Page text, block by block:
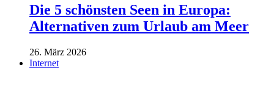
Die 5 schönsten Seen in Europa:
Alternativen zum Urlaub am Meer
26. März 2026
Internet